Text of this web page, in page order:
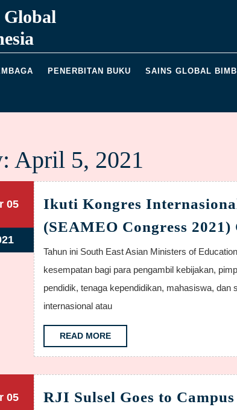
Global
PENERBITAN BUKU SAINS GLOBAL
April 5, 2021
April
2021
05April
2021
April
5,
2021
Ikuti Kongres
(SEAMEO Congress 2021)
Tahun ini South East Asian Ministers of Education Organization membuka
kesempatan bagi para pengambil kebijakan,
pendidik, tenaga kependidikan, mahasiswa, dan
internasional atau
READ MOREREAD
MORE
April
05April RJI Sulsel Goes to Campus